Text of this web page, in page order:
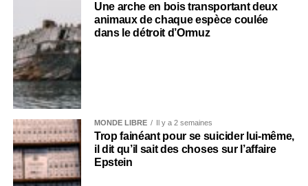
Une arche en bois transportant deux
animaux de chaque espèce coulée
dans le détroit d’Ormuz
MONDE LIBRE Il y a 2 semaines
Trop fainéant pour se suicider lui-même,
il dit qu’il sait des choses sur l’affaire
Epstein